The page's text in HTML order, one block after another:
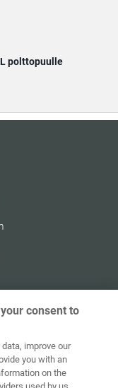
polttopuulle
Tietosuoja
Kirjaudu
consent to
improve our
you with an
on the